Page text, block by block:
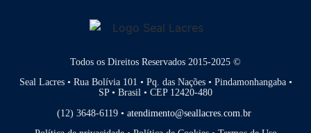
Todos os Direitos Reservados 2015-2025 ©
Seal Lacres • Rua Bolívia 101 • Pq. das Nações • Pindamonhangaba •
SP • Brasil • CEP 12420-480
(12) 3648-6119 • atendimento@seallacres.com.br